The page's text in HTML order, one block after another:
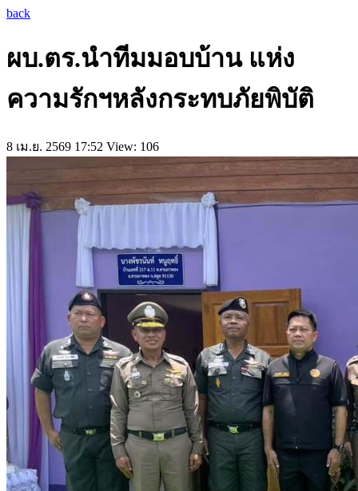
back
ผบ.ตร.นำทีมมอบบ้าน แห่ง
ความรักฯหลังกระทบภัยพิบัติ
8 เม.ย. 2569 17:52 View: 106